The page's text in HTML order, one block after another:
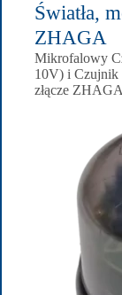
Światła,
ZHAGA
Mikrofalowy
10V) i Czujnik
złącze